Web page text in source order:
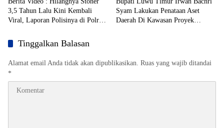
3,5 Tahun Lalu Kini Kembali
Viral, Laporan Polisinya di Polres
Syam Lakukan Penataan Aset
Daerah Di Kawasan Proyek
Tinggalkan Balasan
Alamat email Anda tidak akan dipublikasikan. Ruas yang wajib ditandai
*